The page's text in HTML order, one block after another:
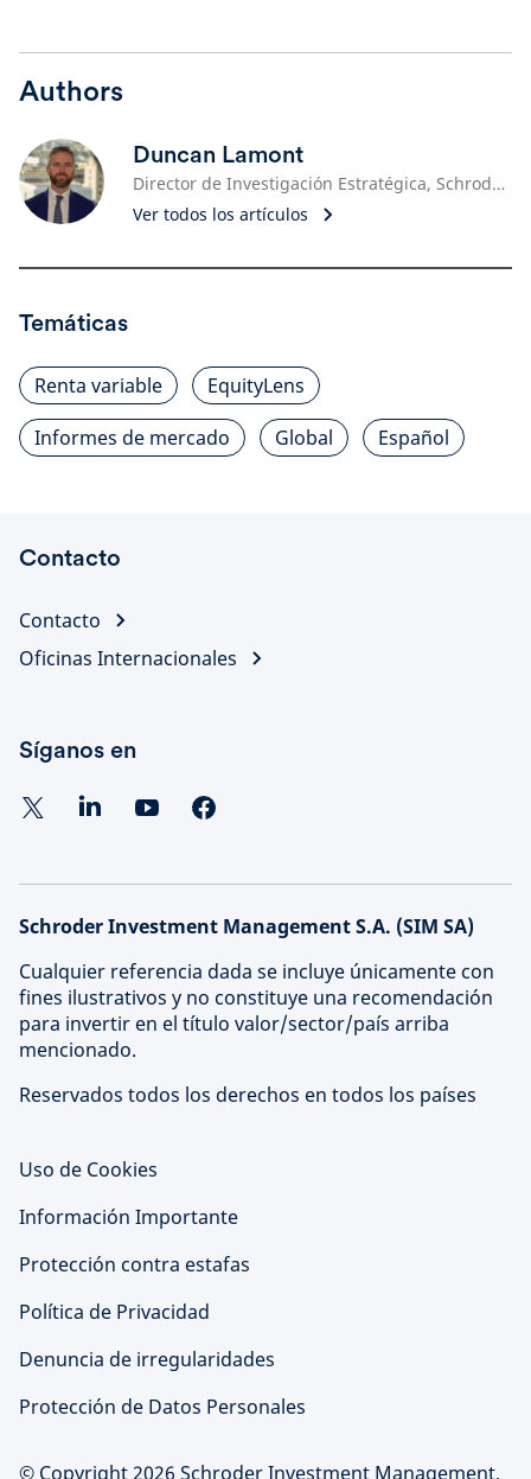
Authors
Duncan Lamont
Director de Investigación Estratégica, Schroders
Ver todos los artículos
Temáticas
Renta variable
EquityLens
Informes de mercado
Global Español
Contacto
Contacto
Oficinas Internacionales
Síganos en
Schroder Investment Management S.A. (SIM SA)
Cualquier referencia dada se incluye únicamente con
fines ilustrativos y no constituye una recomendación
para invertir en el título valor/sector/país arriba
mencionado.
Reservados todos los derechos en todos los países
Uso de Cookies
Información Importante
Protección contra estafas
Política de Privacidad
Denuncia de irregularidades
Protección de Datos Personales
© Copyright 2026 Schroder Investment Management,